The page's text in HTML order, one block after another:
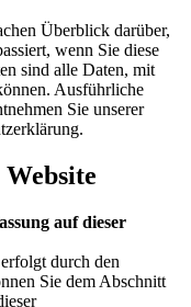
Überblick darüber,
wenn Sie diese
sind alle Daten, mit
Ausführliche
Sie unserer
auf dieser
durch den
Sie dem Abschnitt